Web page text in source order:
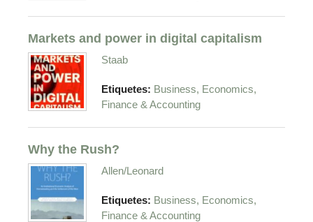
Markets and power in digital capitalism
Staab
Etiquetes: Business, Economics,
Finance & Accounting
Why the Rush?
Allen/Leonard
Etiquetes: Business, Economics,
Finance & Accounting